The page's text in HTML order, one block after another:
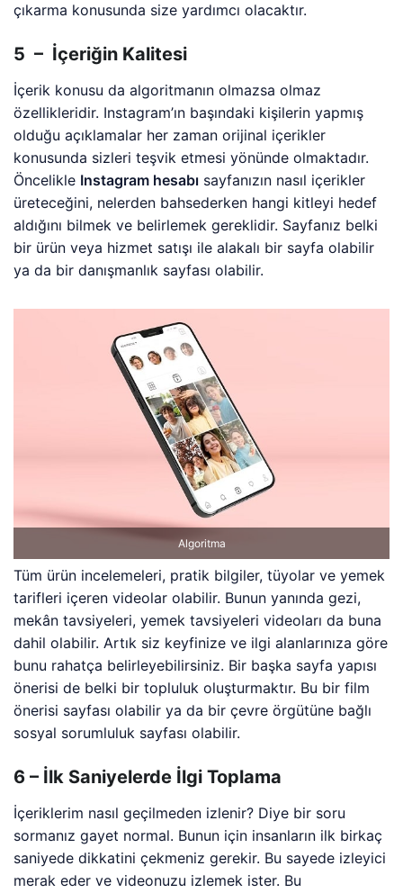
çıkarma konusunda size yardımcı olacaktır.
5 – İçeriğin Kalitesi
İçerik konusu da algoritmanın olmazsa olmaz
özellikleridir. Instagram’ın başındaki kişilerin yapmış
olduğu açıklamalar her zaman orijinal içerikler
konusunda sizleri teşvik etmesi yönünde olmaktadır.
Öncelikle Instagram hesabı sayfanızın nasıl içerikler
üreteceğini, nelerden bahsederken hangi kitleyi hedef
aldığını bilmek ve belirlemek gereklidir. Sayfanız belki
bir ürün veya hizmet satışı ile alakalı bir sayfa olabilir
ya da bir danışmanlık sayfası olabilir.
Algoritma
Tüm ürün incelemeleri, pratik bilgiler, tüyolar ve yemek
tarifleri içeren videolar olabilir. Bunun yanında gezi,
mekân tavsiyeleri, yemek tavsiyeleri videoları da buna
dahil olabilir. Artık siz keyfinize ve ilgi alanlarınıza göre
bunu rahatça belirleyebilirsiniz. Bir başka sayfa yapısı
önerisi de belki bir topluluk oluşturmaktır. Bu bir film
önerisi sayfası olabilir ya da bir çevre örgütüne bağlı
sosyal sorumluluk sayfası olabilir.
6 – İlk Saniyelerde İlgi Toplama
İçeriklerim nasıl geçilmeden izlenir? Diye bir soru
sormanız gayet normal. Bunun için insanların ilk birkaç
saniyede dikkatini çekmeniz gerekir. Bu sayede izleyici
merak eder ve videonuzu izlemek ister. Bu